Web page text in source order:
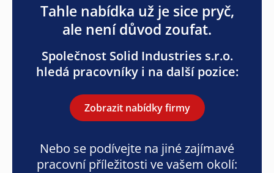
Tahle nabídka už je sice pryč,
ale není důvod zoufat.
Společnost Solid Industries s.r.o.
hledá pracovníky i na další pozice:
Zobrazit nabídky firmy
Nebo se podívejte na jiné zajímavé
pracovní příležitosti ve vašem okolí: